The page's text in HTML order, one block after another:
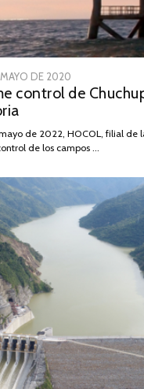
DE 2020
DE
2026
control de
de 2022, HOCOL, filial de
de los campos …